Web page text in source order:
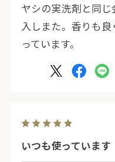
ヤシの実洗剤と同
入しまた。香りも
っています。
いつも使っています